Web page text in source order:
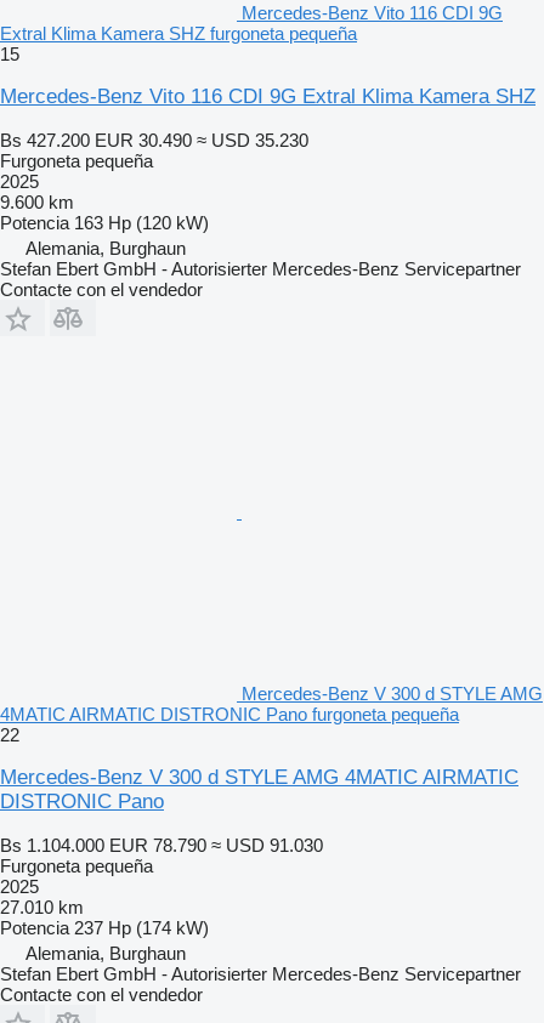
Mercedes-Benz Vito 116 CDI 9G
Extral Klima Kamera SHZ furgoneta pequeña
15
Mercedes-Benz Vito 116 CDI 9G Extral Klima Kamera SHZ
Bs 427.200 EUR 30.490 ≈ USD 35.230
Furgoneta pequeña
2025
9.600 km
Potencia 163 Hp (120 kW)
Alemania, Burghaun
Stefan Ebert GmbH - Autorisierter Mercedes-Benz Servicepartner
Contacte con el vendedor
Mercedes-Benz V 300 d STYLE AMG
4MATIC AIRMATIC DISTRONIC Pano furgoneta pequeña
22
Mercedes-Benz V 300 d STYLE AMG 4MATIC AIRMATIC
DISTRONIC Pano
Bs 1.104.000 EUR 78.790 ≈ USD 91.030
Furgoneta pequeña
2025
27.010 km
Potencia 237 Hp (174 kW)
Alemania, Burghaun
Stefan Ebert GmbH - Autorisierter Mercedes-Benz Servicepartner
Contacte con el vendedor